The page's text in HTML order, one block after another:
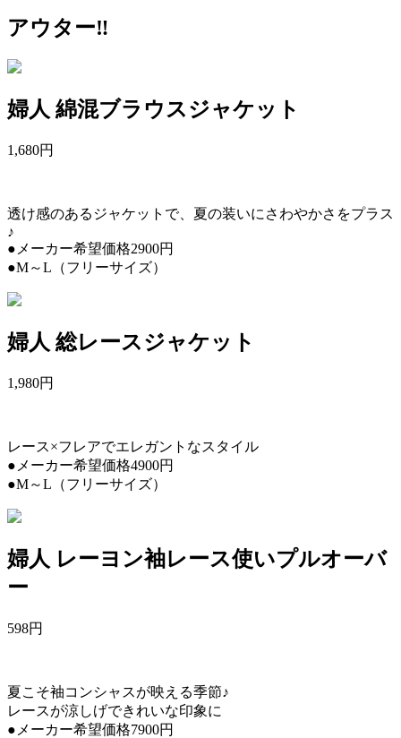
アウター‼︎
婦人 綿混ブラウスジャケット
1,680円
透け感のあるジャケットで、夏の装いにさわやかさをプラス
♪
●メーカー希望価格2900円
●M～L（フリーサイズ）
婦人 総レースジャケット
1,980円
レース×フレアでエレガントなスタイル
●メーカー希望価格4900円
●M～L（フリーサイズ）
婦人 レーヨン袖レース使いプルオーバ
ー
598円
夏こそ袖コンシャスが映える季節♪
レースが涼しげできれいな印象に
●メーカー希望価格7900円